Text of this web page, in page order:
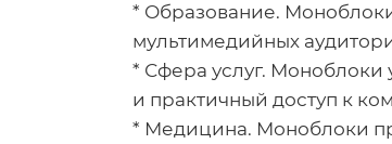
* Образование.
мультимедийных
* Сфера услуг. Моноблоки
и практичный доступ к
* Медицина. Моноблоки